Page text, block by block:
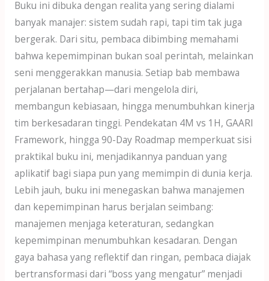
Buku ini dibuka dengan realita yang sering dialami
banyak manajer: sistem sudah rapi, tapi tim tak juga
bergerak. Dari situ, pembaca dibimbing memahami
bahwa kepemimpinan bukan soal perintah, melainkan
seni menggerakkan manusia. Setiap bab membawa
perjalanan bertahap—dari mengelola diri,
membangun kebiasaan, hingga menumbuhkan kinerja
tim berkesadaran tinggi. Pendekatan 4M vs 1H, GAARI
Framework, hingga 90-Day Roadmap memperkuat sisi
praktikal buku ini, menjadikannya panduan yang
aplikatif bagi siapa pun yang memimpin di dunia kerja.
Lebih jauh, buku ini menegaskan bahwa manajemen
dan kepemimpinan harus berjalan seimbang:
manajemen menjaga keteraturan, sedangkan
kepemimpinan menumbuhkan kesadaran. Dengan
gaya bahasa yang reflektif dan ringan, pembaca diajak
bertransformasi dari “boss yang mengatur” menjadi